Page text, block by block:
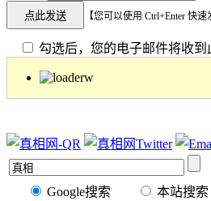
【您可以使用 Ctrl+Enter 快速
勾选后，您的电子邮件将收到
Google搜索 本站搜索